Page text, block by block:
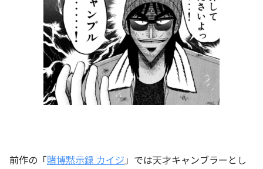
前作の「賭博黙示録 カイジ 」では天才キャンブラーとし